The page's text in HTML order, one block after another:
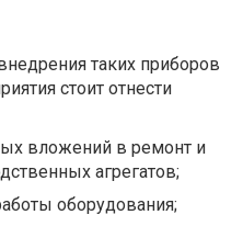
таких приборов
стоит отнести
вложений в ремонт и
агрегатов;
оборудования;